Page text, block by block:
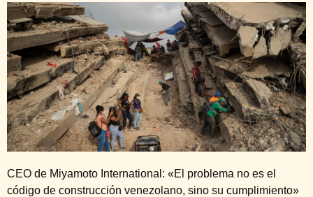
CEO de Miyamoto International: «El problema no es el
código de construcción venezolano, sino su cumplimiento»